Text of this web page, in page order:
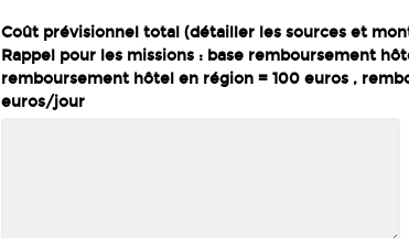
Coût prévisionnel total (détailler les sources et
Rappel pour les missions : base remboursement
remboursement hôtel en région = 100 euros ,
euros/jour